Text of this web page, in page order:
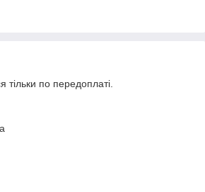
тільки по передоплаті.